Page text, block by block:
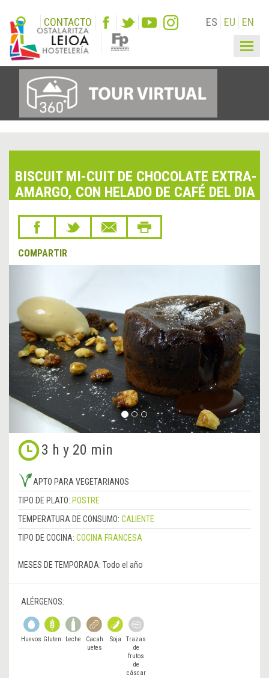
CONTACTO ES EU EN
BISCUIT MI-CUIT DE CHOCOLATE EXTRA-
AMARGO, CON HELADO DE CAFÉ DEL DIA
COMPARTIR
3 h y 20 min
APTO PARA VEGETARIANOS
TIPO DE PLATO: POSTRE
TEMPERATURA DE CONSUMO: CALIENTE
TIPO DE COCINA: COCINA FRANCESA
MESES DE TEMPORADA: Todo el año
ALÉRGENOS:
Huevos Gluten Leche
Cacah
uetes
Soja
Trazas
de
frutos
de
cáscar